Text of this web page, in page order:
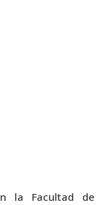
la Facultad de